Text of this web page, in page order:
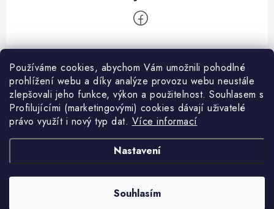
Používáme cookies, abychom Vám umožnili pohodlné
prohlížení webu a díky analýze provozu webu neustále
zlepšovali jeho funkce, výkon a použitelnost. Souhlasem s
Profilujícími (marketingovými) cookies dávají uživatelé
právo využít i nový typ dat. Více informací
Nastavení
Souhlasím
Z
Informace pro vás
Kontakty
Jak nakupovat
Podmínky ochrany osobních údajů
Facebook
Přijímáme online platby
Vytvořil Shoptet
Copyright 2026VANITY.cz. Všechna práva vyhrazena.